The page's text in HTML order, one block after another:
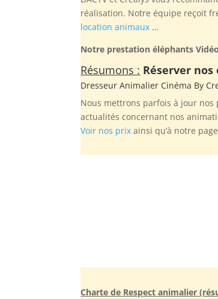
réalisation. Notre équipe reçoit
location animaux …
Notre prestation éléphants
Résumons : Réserver
Dresseur Animalier Cinéma By
Nous mettrons parfois à jour nos
actualités concernant nos
Voir nos prix ainsi qu’à notre
Charte de Respect animalier